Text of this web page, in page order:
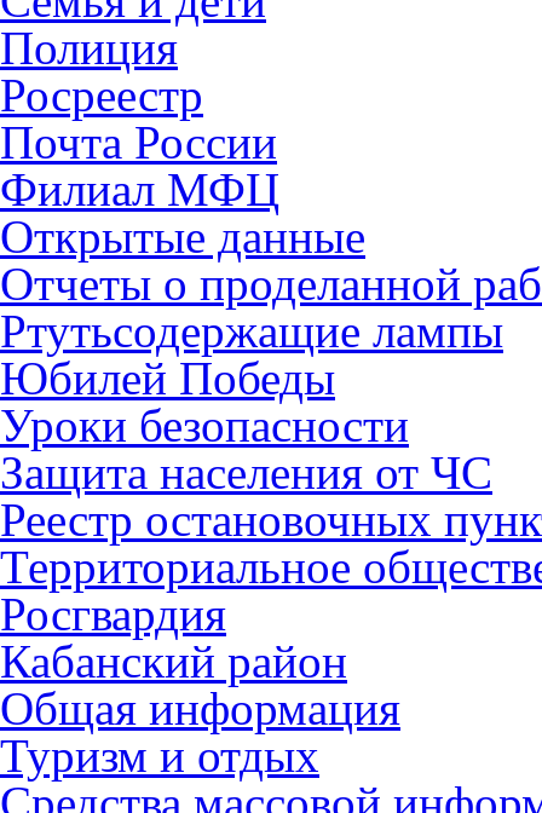
Полиция
Росреестр
Почта России
Филиал МФЦ
Открытые данные
Отчеты о проделанной
Ртутьсодержащие лампы
Юбилей Победы
Уроки безопасности
Защита населения от ЧС
Реестр остановочных
Территориальное
Росгвардия
Кабанский район
Общая информация
Туризм и отдых